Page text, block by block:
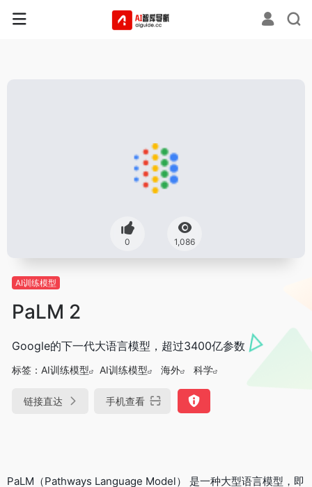
0 1,086
AI训练模型
PaLM 2
Google的下一代大语言模型，超过3400亿参数
标签： AI训练模型 AI训练模型 海外 科学
链接直达 手机查看
PaLM（Pathways Language Model） 是一种大型语言模型，即